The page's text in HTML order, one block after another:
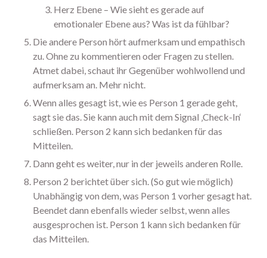
Februar 2024
Januar 2024
November 2023
Oktober 2023
August 2023
Mai 2023
März 2023
Februar 2023
Januar 2023
Dezember 2022
Herz Ebene – Wie sieht es gerade auf
emotionaler Ebene aus? Was ist da fühlbar?
Die andere Person hört aufmerksam und empathisch
zu. Ohne zu kommentieren oder Fragen zu stellen.
Atmet dabei, schaut ihr Gegenüber wohlwollend und
aufmerksam an. Mehr nicht.
Wenn alles gesagt ist, wie es Person 1 gerade geht,
sagt sie das. Sie kann auch mit dem Signal ‚Check-In‘
schließen. Person 2 kann sich bedanken für das
Mitteilen.
Dann geht es weiter, nur in der jeweils anderen Rolle.
Person 2 berichtet über sich. (So gut wie möglich)
Unabhängig von dem, was Person 1 vorher gesagt hat.
Beendet dann ebenfalls wieder selbst, wenn alles
ausgesprochen ist. Person 1 kann sich bedanken für
das Mitteilen.